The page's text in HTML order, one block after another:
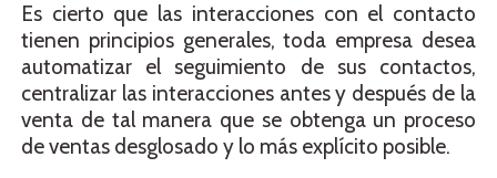
Es cierto que las interacciones con el contacto
tienen principios generales, toda empresa desea
automatizar el seguimiento de sus contactos,
centralizar las interacciones antes y después de la
venta de tal manera que se obtenga un proceso
de ventas desglosado y lo más explícito posible.